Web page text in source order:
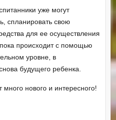
уже могут
спланировать свою
для ее осуществления
пока происходит с помощью
уровне, в
будущего ребенка.
нового и интересного!